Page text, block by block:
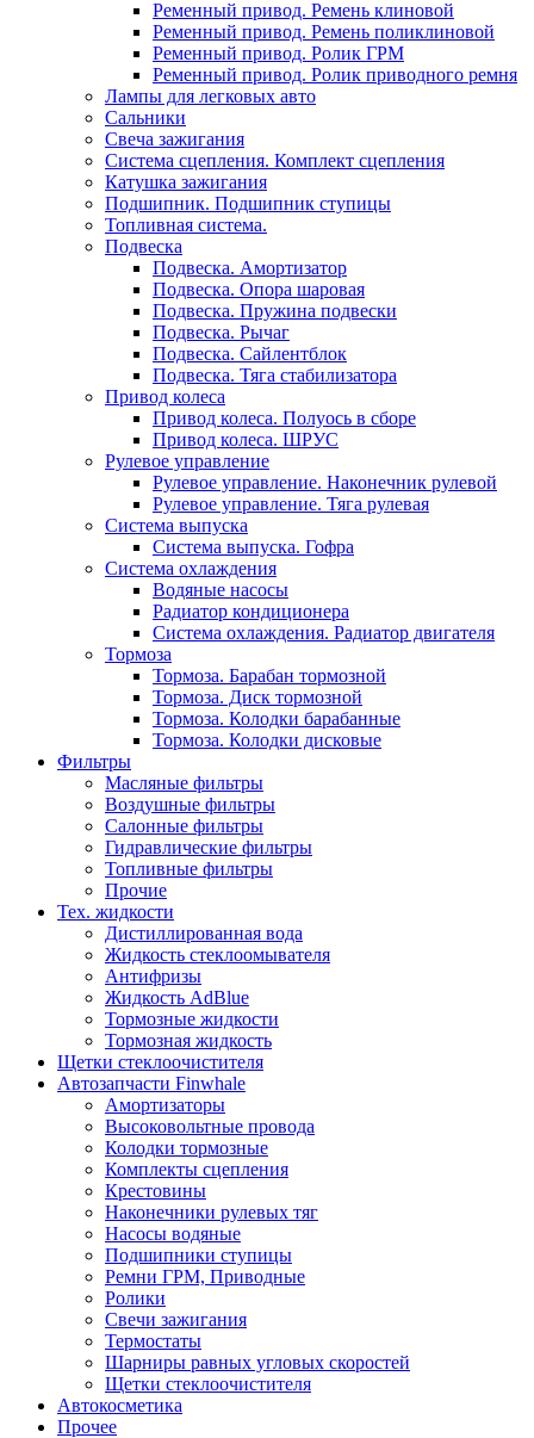
Ременный привод. Ремень клиновой
Ременный привод. Ремень поликлиновой
Ременный привод. Ролик ГРМ
Ременный привод. Ролик приводного ремня
Лампы для легковых авто
Сальники
Свеча зажигания
Система сцепления. Комплект сцепления
Катушка зажигания
Подшипник. Подшипник ступицы
Топливная система.
Подвеска
Подвеска. Амортизатор
Подвеска. Опора шаровая
Подвеска. Пружина подвески
Подвеска. Рычаг
Подвеска. Сайлентблок
Подвеска. Тяга стабилизатора
Привод колеса
Привод колеса. Полуось в сборе
Привод колеса. ШРУС
Рулевое управление
Рулевое управление. Наконечник рулевой
Рулевое управление. Тяга рулевая
Система выпуска
Система выпуска. Гофра
Система охлаждения
Водяные насосы
Радиатор кондиционера
Система охлаждения. Радиатор двигателя
Тормоза
Тормоза. Барабан тормозной
Тормоза. Диск тормозной
Тормоза. Колодки барабанные
Тормоза. Колодки дисковые
Фильтры
Масляные фильтры
Воздушные фильтры
Салонные фильтры
Гидравлические фильтры
Топливные фильтры
Прочие
Тех. жидкости
Дистиллированная вода
Жидкость стеклоомывателя
Антифризы
Жидкость AdBlue
Тормозные жидкости
Тормозная жидкость
Щетки стеклоочистителя
Автозапчасти Finwhale
Амортизаторы
Высоковольтные провода
Колодки тормозные
Комплекты сцепления
Крестовины
Наконечники рулевых тяг
Насосы водяные
Подшипники ступицы
Ремни ГРМ, Приводные
Ролики
Свечи зажигания
Термостаты
Шарниры равных угловых скоростей
Щетки стеклоочистителя
Автокосметика
Прочее